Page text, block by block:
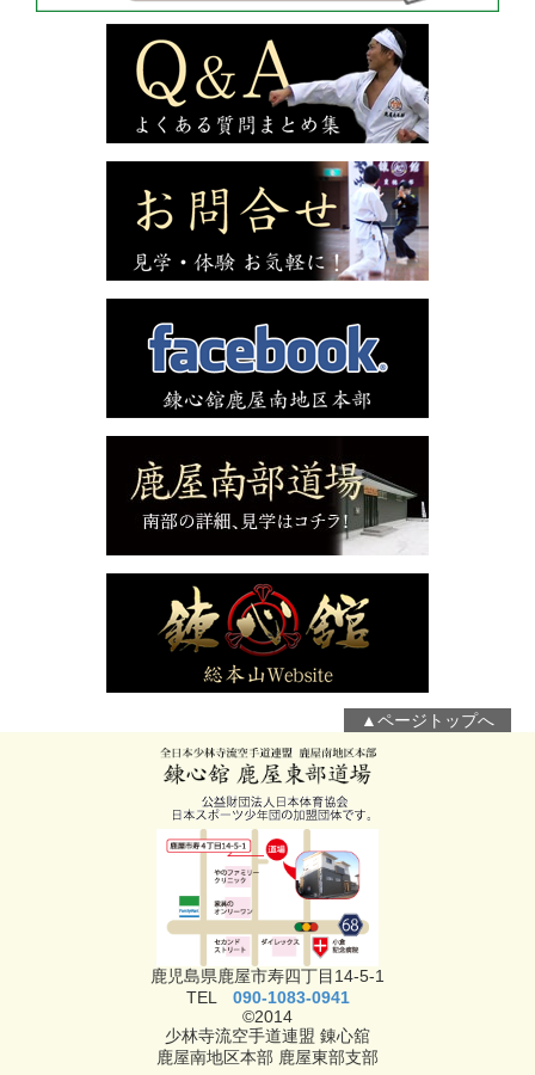
▲ページトップへ
鹿児島県鹿屋市寿四丁目14-5-1
TEL 090-1083-0941
©2014
少林寺流空手道連盟 錬心舘
鹿屋南地区本部 鹿屋東部支部